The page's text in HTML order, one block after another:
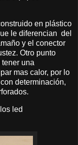
en plástico
le diferencian del
y el conector
Otro punto
una
mas calor, por lo
determinación,
led